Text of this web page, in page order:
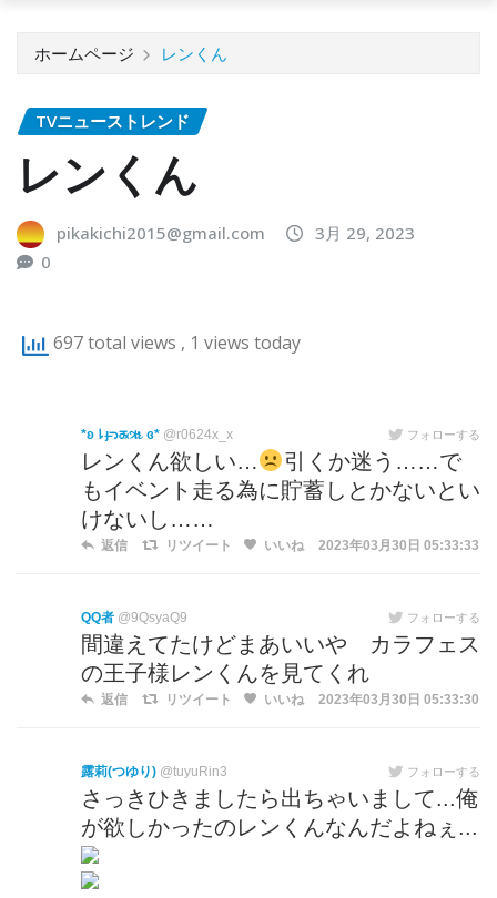
ホームページ レンくん
TVニューストレンド
レンくん
pikakichi2015@gmail.com
3月 29, 2023
0
697 total views , 1 views today
*ʚ⇂ȷ̶ᘄᤊૠ ɞ* @r0624x_x フォローする
レンくん欲しい…
引くか迷う……で
もイベント走る為に貯蓄しとかないとい
けないし……
返信 リツイート いいね 2023年03月30日 05:33:33
QQ者 @9QsyaQ9 フォローする
間違えてたけどまあいいや カラフェス
の王子様レンくんを見てくれ
返信 リツイート いいね 2023年03月30日 05:33:30
露莉(つゆり) @tuyuRin3 フォローする
さっきひきましたら出ちゃいまして...俺
が欲しかったのレンくんなんだよねぇ...